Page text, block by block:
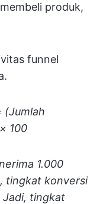
produk,
funnel
(Jumlah
100
1.000
tingkat konversi
Jadi, tingkat